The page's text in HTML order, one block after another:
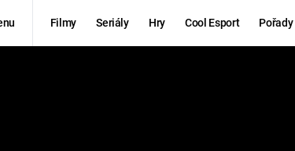
Filmy Seriály Hry Cool Esport Pořady